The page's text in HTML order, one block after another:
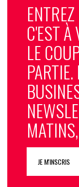
C'EST À
LE
JE M'INSCRIS